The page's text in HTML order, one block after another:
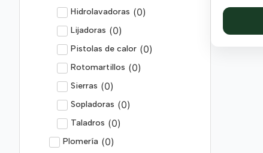
Hidrolavadoras (0)
Lijadoras (0)
Pistolas de calor (0)
Rotomartillos (0)
Sierras (0)
Sopladoras (0)
Taladros (0)
Plomería (0)